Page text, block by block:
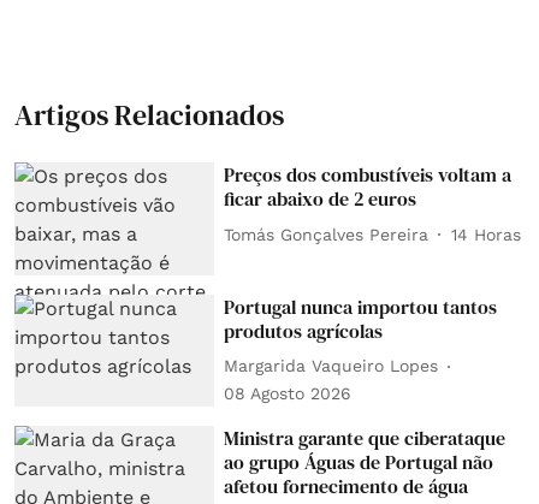
Artigos Relacionados
Preços dos combustíveis voltam a
ficar abaixo de 2 euros
Tomás Gonçalves Pereira 14 Horas
Portugal nunca importou tantos
produtos agrícolas
Margarida Vaqueiro Lopes
08 Agosto 2026
Ministra garante que ciberataque
ao grupo Águas de Portugal não
afetou fornecimento de água